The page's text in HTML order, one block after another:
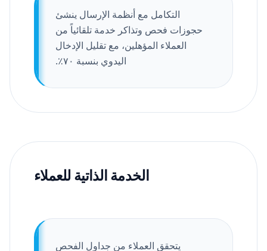
التكامل مع أنظمة الإرسال ينشئ
حجوزات فحص وتذاكر خدمة تلقائياً من
العملاء المؤهلين، مع تقليل الإدخال
اليدوي بنسبة ٧٠٪.
الخدمة الذاتية للعملاء
يتحقق العملاء من جداول الفحص